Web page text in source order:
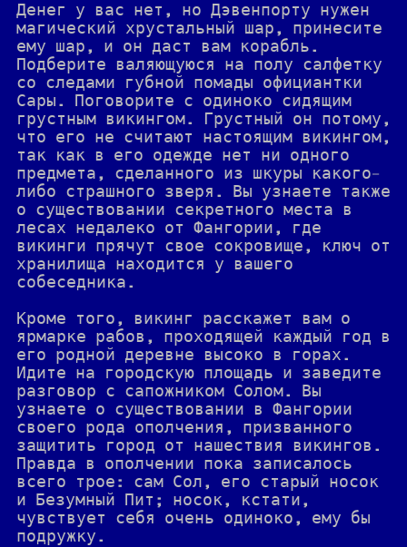
Денег у вас нет, но Дэвенпорту нужен
магический хрустальный шар, принесите
ему шар, и он даст вам корабль.
Подберите валяющуюся на полу салфетку
со следами губной помады официантки
Сары. Поговорите с одиноко сидящим
грустным викингом. Грустный он потому,
что его не считают настоящим викингом,
так как в его одежде нет ни одного
предмета, сделанного из шкуры какого-
либо страшного зверя. Вы узнаете также
о существовании секретного места в
лесах недалеко от Фангории, где
викинги прячут свое сокровище, ключ от
хранилища находится у вашего
собеседника.
Кроме того, викинг расскажет вам о
ярмарке рабов, проходящей каждый год в
его родной деревне высоко в горах.
Идите на городскую площадь и заведите
разговор с сапожником Солом. Вы
узнаете о существовании в Фангории
своего рода ополчения, призванного
защитить город от нашествия викингов.
Правда в ополчении пока записалось
всего трое: сам Сол, его старый носок
и Безумный Пит; носок, кстати,
чувствует себя очень одиноко, ему бы
подружку.